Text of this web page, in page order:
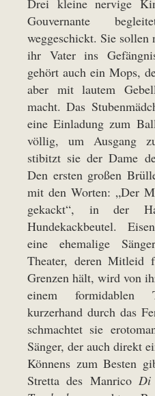
Drei kleine nervige
Gouvernante
weggeschickt. Sie sollen
ihr Vater ins
gehört auch ein Mops,
aber mit lautem
macht. Das
eine Einladung zum
völlig, um Ausgang
stibitzt sie der Dame
Den ersten großen
mit den Worten: „Der
gekackt“, in der
Hundekackbeutel.
eine ehemalige
Theater, deren Mitleid
Grenzen hält, wird von
einem formidablen
kurzerhand durch das
schmachtet sie
Sänger, der auch direkt
Könnens zum Besten
Stretta des ManricoDi